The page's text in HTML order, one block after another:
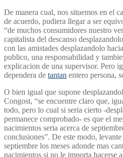
De manera cual, nos situemos en el
de acuerdo, pudiera llegar a ser
“de muchos consumidores nuestro
capitalista del descanso
con las amistades desplazandolo
publico, una responsabilidad y
explicacion de una supervisor. Pero
dependera de tantan entero persona,
O bien igual que supone
Congost, “se encuentre claro que,
todo, pero lo cual si seri­a cierto -
permanece comprobado- es que el
nacimientos seri­a acerca de
conclusiones”. De este modo,
septiembre los meses adonde mas
nacimientos si no le importa hacerse